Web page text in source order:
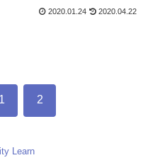
とができるUnity Learnで勉強す
2020.01.24 2020.04.22
1 2
Learn